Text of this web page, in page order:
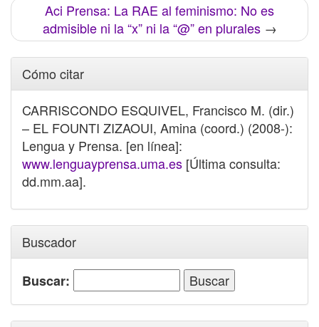
Aci Prensa: La RAE al feminismo: No es
admisible ni la “x” ni la “@” en plurales→
Cómo citar
CARRISCONDO ESQUIVEL, Francisco M. (dir.)
– EL FOUNTI ZIZAOUI, Amina (coord.) (2008-):
Lengua y Prensa. [en línea]:
www.lenguayprensa.uma.es [Última consulta:
dd.mm.aa].
Buscador
Buscar: